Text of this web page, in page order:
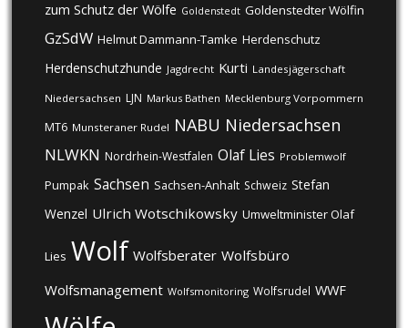
zum Schutz der Wölfe Goldenstedt Goldenstedter Wölfin
GzSdW Helmut Dammann-Tamke Herdenschutz
Herdenschutzhunde Jagdrecht Kurti Landesjägerschaft
Niedersachsen LJN Markus Bathen Mecklenburg Vorpommern
MT6 Munsteraner Rudel NABU Niedersachsen
NLWKN Nordrhein-Westfalen Olaf Lies Problemwolf
Pumpak Sachsen Sachsen-Anhalt Schweiz Stefan
Wenzel Ulrich Wotschikowsky Umweltminister Olaf
Lies Wolf Wolfsberater Wolfsbüro
Wolfsmanagement Wolfsmonitoring Wolfsrudel WWF